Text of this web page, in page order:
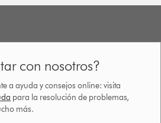
con nosotros?
a ayuda y consejos online: visita
para la resolución de problemas,
más.